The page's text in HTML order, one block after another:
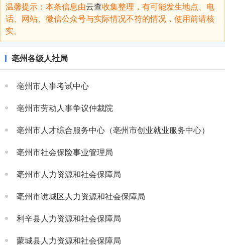
温馨提示：本条信息由云查收集整理，有可能发生地点、电
话、网站、微信公众号与实际情况不符的情况，使用前请核
实。
亳州各级人社局
亳州市人事考试中心
亳州市劳动人事争议仲裁院
亳州市人才综合服务中心（亳州市创业就业服务中心）
亳州市社会保险事业管理局
亳州市人力资源和社会保障局
亳州市谯城区人力资源和社会保障局
利辛县人力资源和社会保障局
蒙城县人力资源和社会保障局